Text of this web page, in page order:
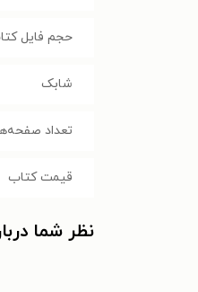
حجم فایل
شابک
تعداد
قیمت کتاب
نظر شما